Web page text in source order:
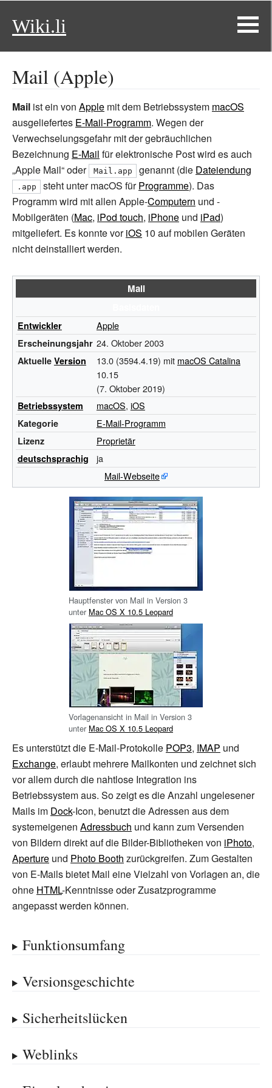
Wiki.li
Mail (Apple)
Mail ist ein von Apple mit dem Betriebssystem macOS
ausgeliefertes E-Mail-Programm. Wegen der
Verwechselungsgefahr mit der gebräuchlichen
Bezeichnung E-Mail für elektronische Post wird es auch
„Apple Mail“ oder
Mail.app genannt (die Dateiendung
.app steht unter macOS fürProgramme). Das
Programm wird mit allen Apple-Computern und -
Mobilgeräten (Mac, iPod touch, iPhone und iPad)
mitgeliefert. Es konnte voriOS 10 auf mobilen Geräten
nicht deinstalliert werden.
Mail
Entwickler Apple
Erscheinungsjahr 24. Oktober 2003
Aktuelle Version 13.0 (3594.4.19) mit macOS Catalina
10.15
(7. Oktober 2019)
Betriebssystem macOS, iOS
Kategorie E-Mail-Programm
Lizenz Proprietär
deutschsprachig
ja
Mail-Webseite
Hauptfenster von Mail in Version 3
unter Mac OS X 10.5 Leopard
Vorlagenansicht in Mail in Version 3
unter Mac OS X 10.5 Leopard
Es unterstützt die E-Mail-Protokolle POP3, IMAP und
Exchange, erlaubt mehrere Mailkonten und zeichnet sich
vor allem durch die nahtlose Integration ins
Betriebssystem aus. So zeigt es die Anzahl ungelesener
Mails im Dock-Icon, benutzt die Adressen aus dem
systemeigenen Adressbuch und kann zum Versenden
von Bildern direkt auf die Bilder-Bibliotheken von iPhoto,
Aperture und Photo Booth zurückgreifen. Zum Gestalten
von E-Mails bietet Mail eine Vielzahl von Vorlagen an, die
ohne HTML-Kenntnisse oder Zusatzprogramme
angepasst werden können.
Funktionsumfang
Versionsgeschichte
Sicherheitslücken
Weblinks